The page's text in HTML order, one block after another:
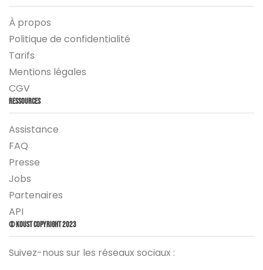
À propos
Politique de confidentialité
Tarifs
Mentions légales
CGV
Ressources
Assistance
FAQ
Presse
Jobs
Partenaires
API
© Koust Copyright 2023
Suivez-nous sur les réseaux sociaux :